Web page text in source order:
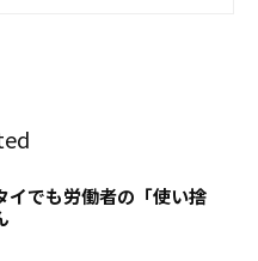
イでも労働者の「使い捨